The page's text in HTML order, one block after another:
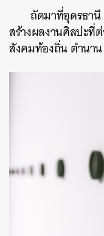
ถัดมาที่อุดรธา
สร้างผลงานศิลปะที่
สังคมท้องถิ่น ตำนา